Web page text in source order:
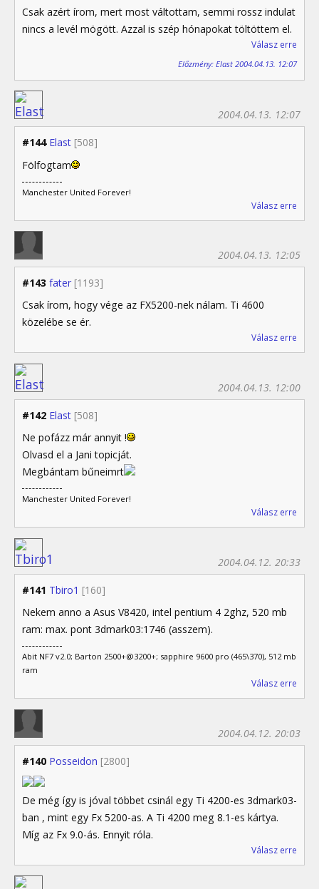
Csak azért írom, mert most váltottam, semmi rossz indulat
nincs a levél mögött. Azzal is szép hónapokat töltöttem el.
Válasz erre
Előzmény: Elast 2004.04.13. 12:07
#144 Elast [508]
2004.04.13. 12:07
Fölfogtam
Manchester United Forever!
Válasz erre
#143 fater [1193]
2004.04.13. 12:05
Csak írom, hogy vége az FX5200-nek nálam. Ti 4600
közelébe se ér.
Válasz erre
#142 Elast [508]
2004.04.13. 12:00
Ne pofázz már annyit !
Olvasd el a Jani topicját.
Megbántam bűneimrt
Manchester United Forever!
Válasz erre
#141 Tbiro1 [160]
2004.04.12. 20:33
Nekem anno a Asus V8420, intel pentium 4 2ghz, 520 mb
ram: max. pont 3dmark03:1746 (asszem).
Abit NF7 v2.0; Barton 2500+@3200+; sapphire 9600 pro (465\370), 512 mb
ram
Válasz erre
#140 Posseidon [2800]
2004.04.12. 20:03
De még így is jóval többet csinál egy Ti 4200-es 3dmark03-
ban , mint egy Fx 5200-as. A Ti 4200 meg 8.1-es kártya.
Míg az Fx 9.0-ás. Ennyit róla.
Válasz erre